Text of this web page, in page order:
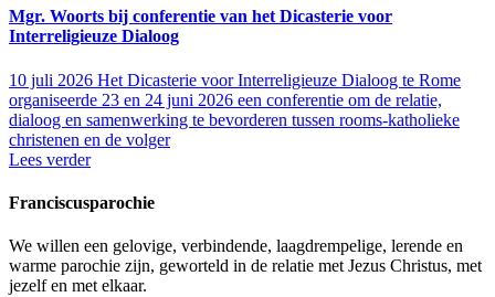
Mgr. Woorts bij conferentie van het Dicasterie voor
Interreligieuze Dialoog
10 juli 2026 Het Dicasterie voor Interreligieuze Dialoog te Rome
organiseerde 23 en 24 juni 2026 een conferentie om de relatie,
dialoog en samenwerking te bevorderen tussen rooms-katholieke
christenen en de volger
Lees verder
Franciscusparochie
We willen een gelovige, verbindende, laagdrempelige, lerende en
warme parochie zijn, geworteld in de relatie met Jezus Christus, met
jezelf en met elkaar.